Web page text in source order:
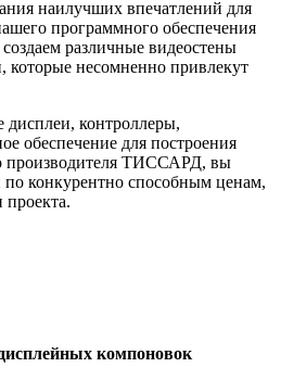
наилучших впечатлений для
программного обеспечения
различные видеостены
несомненно привлекут
контроллеры,
обеспечение для построения
производителя ТИССАРД, вы
конкурентно способным ценам,
компоновок